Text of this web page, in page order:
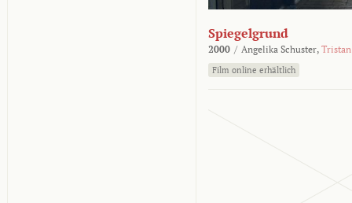
Spiegelgrund
2000 / Angelika Schuster,
Film online erhältlich